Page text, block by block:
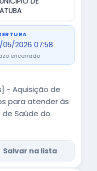
05/2026 07:58
encerrado
- Aquisição de
para atender às
Saúde do
Salvar na lista